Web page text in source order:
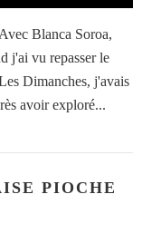
Blanca Soroa,
j'ai vu repasser le
Dimanches, j'avais
avoir exploré...
PIOCHE